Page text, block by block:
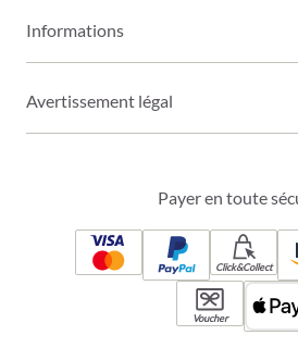
Informations
Avertissement légal
Payer en toute
Click&Collect
Voucher